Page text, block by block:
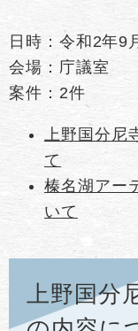
日時：令和2年9
会場：庁議室
案件：2件
上野国分
て
榛名湖アー
いて
上野国分